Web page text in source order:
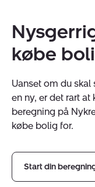
købe
Uanset om du
en ny, er det rart
beregning på
købe bolig for.
Start din